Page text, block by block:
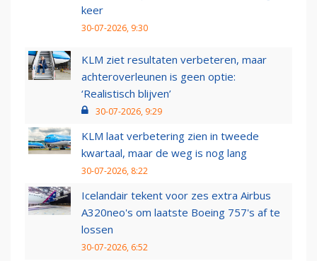
keer
30-07-2026, 9:30
KLM ziet resultaten verbeteren, maar
achteroverleunen is geen optie:
‘Realistisch blijven’
30-07-2026, 9:29
KLM laat verbetering zien in tweede
kwartaal, maar de weg is nog lang
30-07-2026, 8:22
Icelandair tekent voor zes extra Airbus
A320neo's om laatste Boeing 757's af te
lossen
30-07-2026, 6:52